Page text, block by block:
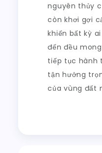
nguyên thủy
còn khơi gợi
khiến bất kỳ
đến đều
tiếp tục hành
tận hưởng
của vùng đất